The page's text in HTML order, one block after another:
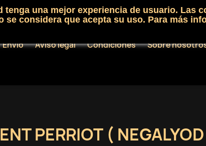
Envío Aviso legal Condiciones
Sobre
PERRIOT (
una mejor experiencia de usuario. Las
se considera que acepta su uso. Para más